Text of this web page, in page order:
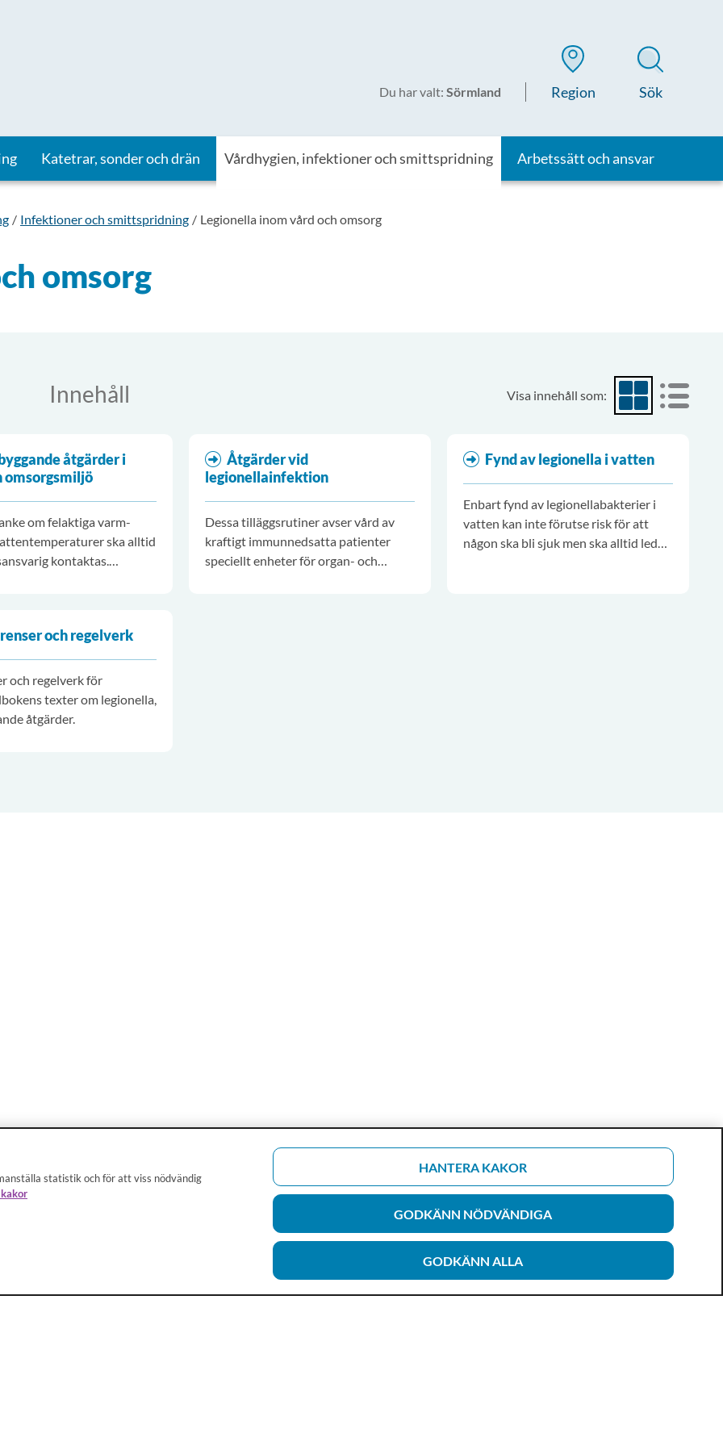
Du har valt: Sörmland Region Sök
Katetrar, sonder och drän Vårdhygien, infektioner och smittspridning Arbetssätt och ansvar
Infektioner och smittspridning Legionella inom vård och omsorg
omsorg
Innehåll Visa innehåll som: Visa som rutnät
Visa
åtgärder i
omsorgsmiljö
om felaktiga varm-
ska alltid
kontaktas.
Åtgärder vid
legionellainfektion
Dessa tilläggsrutiner avser vård av
kraftigt immunnedsatta patienter
speciellt enheter för organ- och
Fynd av legionella i vatten
Enbart fynd av legionellabakterier i
vatten kan inte förutse risk för att
någon ska bli sjuk men ska alltid leda
och regelverk
och regelverk för
texter om legionella,
åtgärder.
statistik och för att viss nödvändig
HANTERA KAKOR
GODKÄNN NÖDVÄNDIGA
GODKÄNN ALLA